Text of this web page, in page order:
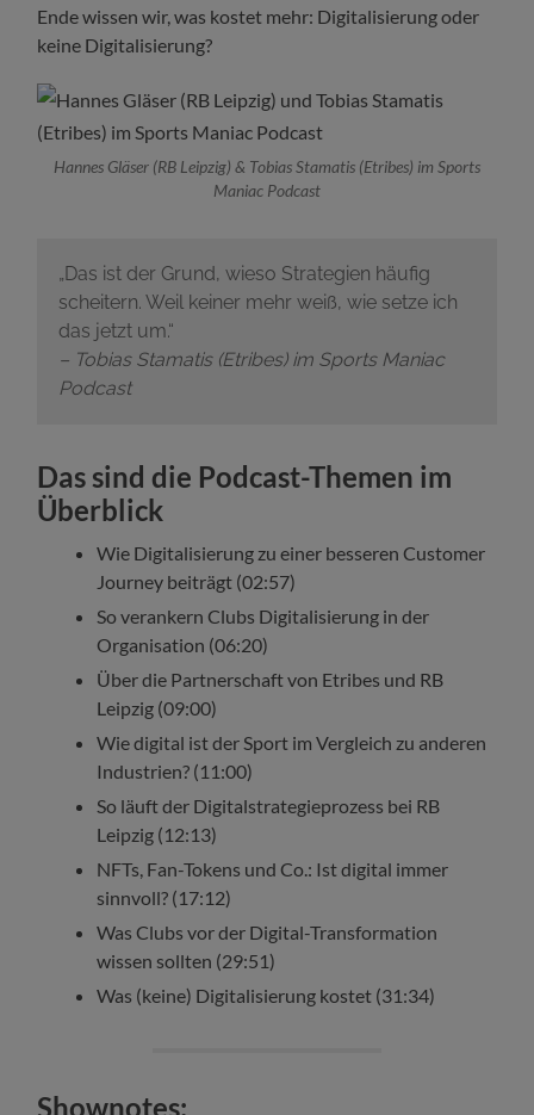
Ende wissen wir, was kostet mehr: Digitalisierung oder
keine Digitalisierung?
Hannes Gläser (RB Leipzig) & Tobias Stamatis (Etribes) im Sports
Maniac Podcast
„Das ist der Grund, wieso Strategien häufig
scheitern. Weil keiner mehr weiß, wie setze ich
das jetzt um.“
– Tobias Stamatis (Etribes) im Sports Maniac
Podcast
Das sind die Podcast-Themen im
Überblick
Wie Digitalisierung zu einer besseren Customer
Journey beiträgt (02:57)
So verankern Clubs Digitalisierung in der
Organisation (06:20)
Über die Partnerschaft von Etribes und RB
Leipzig (09:00)
Wie digital ist der Sport im Vergleich zu anderen
Industrien? (11:00)
So läuft der Digitalstrategieprozess bei RB
Leipzig (12:13)
NFTs, Fan-Tokens und Co.: Ist digital immer
sinnvoll? (17:12)
Was Clubs vor der Digital-Transformation
wissen sollten (29:51)
Was (keine) Digitalisierung kostet (31:34)
Shownotes: